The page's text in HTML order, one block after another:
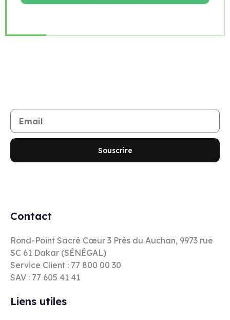
Souscrire
Contact
Rond-Point Sacré Cœur 3 Près du Auchan, 9973 rue
SC 61 Dakar (SÉNÉGAL)
Service Client : 77 800 00 30
SAV : 77 605 41 41
Liens utiles